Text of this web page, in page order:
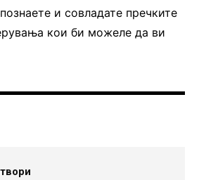
и совладате пречките
кои би можеле да ви